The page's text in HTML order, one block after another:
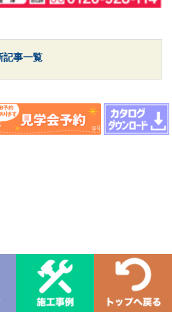
記事一覧